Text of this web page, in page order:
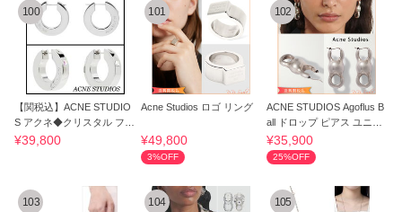
100
【関税込】ACNE STUDIO
S アクネ◆クリスタル フー
プ ペア ピアス
¥39,800
101
Acne Studios ロゴ リング
¥49,800
3%OFF
102
ACNE STUDIOS Agoflus B
all ドロップ ピアス ユニセ
ックス
¥35,900
25%OFF
103 104 105